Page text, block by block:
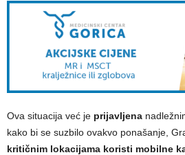
Ova situacija već je prijavljena
kako bi se suzbilo ovakvo ponašanje,
kritičnim lokacijama koristi mobilne